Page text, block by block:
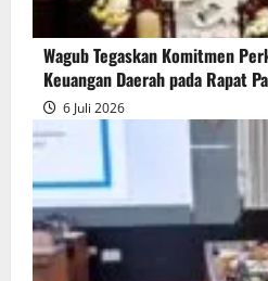
Wagub Tegaskan Komitmen
Keuangan Daerah pada Rapat
6 Juli 2026